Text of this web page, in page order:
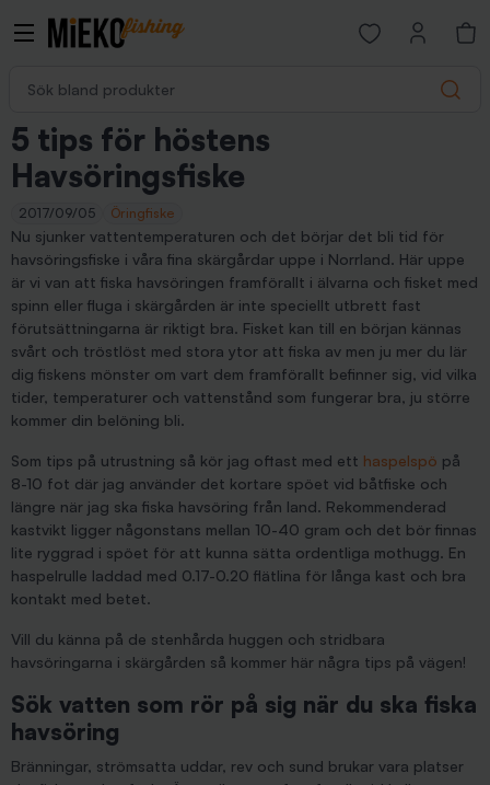
Search
Open favorites
5 tips för höstens
Havsöringsfiske
2017/09/05 Öringfiske
Nu sjunker vattentemperaturen och det börjar det bli tid för
havsöringsfiske i våra fina skärgårdar uppe i Norrland. Här uppe
är vi van att fiska havsöringen framförallt i älvarna och fisket med
spinn eller fluga i skärgården är inte speciellt utbrett fast
förutsättningarna är riktigt bra. Fisket kan till en början kännas
svårt och tröstlöst med stora ytor att fiska av men ju mer du lär
dig fiskens mönster om vart dem framförallt befinner sig, vid vilka
tider, temperaturer och vattenstånd som fungerar bra, ju större
kommer din belöning bli.
Som tips på utrustning så kör jag oftast med ett haspelspö på
8-10 fot där jag använder det kortare spöet vid båtfiske och
längre när jag ska fiska havsöring från land. Rekommenderad
kastvikt ligger någonstans mellan 10-40 gram och det bör finnas
lite ryggrad i spöet för att kunna sätta ordentliga mothugg. En
haspelrulle laddad med 0.17-0.20 flätlina för långa kast och bra
kontakt med betet.
Vill du känna på de stenhårda huggen och stridbara
havsöringarna i skärgården så kommer här några tips på vägen!
Sök vatten som rör på sig när du ska fiska
havsöring
Bränningar, strömsatta uddar, rev och sund brukar vara platser